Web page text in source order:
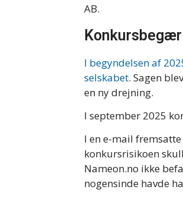
AB.
I begyndelsen af
selskabet. Sagen
en ny drejning.
I september 2025
I en e-mail
konkursrisikoen
Nameon.no ikke
nogensinde havde